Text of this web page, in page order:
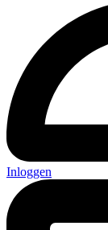
Inloggen